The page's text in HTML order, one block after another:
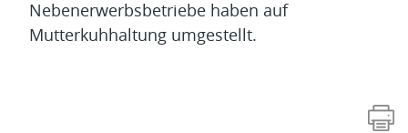
Nebenerwerbsbetriebe haben auf
Mutterkuhhaltung umgestellt.